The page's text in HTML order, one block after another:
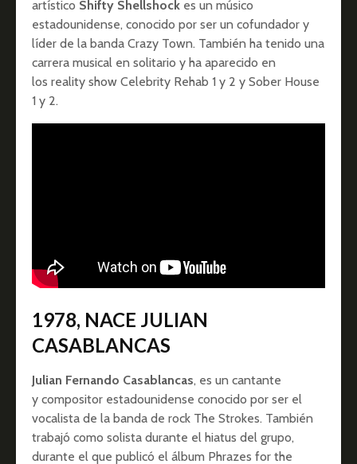
artístico Shifty Shellshock es un músico
estadounidense, conocido por ser un cofundador y
líder de la banda Crazy Town. También ha tenido una
carrera musical en solitario y ha aparecido en
los reality show Celebrity Rehab 1 y 2 y Sober House
1 y 2.
1978, NACE JULIAN
CASABLANCAS
Julian Fernando Casablancas,​ es un cantante
y compositor estadounidense conocido por ser el
vocalista de la banda de rock The Strokes. También
trabajó como solista durante el hiatus del grupo,
durante el que publicó el álbum Phrazes for the